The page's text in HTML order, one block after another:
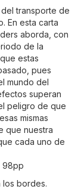
transporte de
En esta carta
aborda, con
de la
estas
pues
mundo del
superan
peligro de que
mismas
que nuestra
cada uno de
98pp
los bordes.